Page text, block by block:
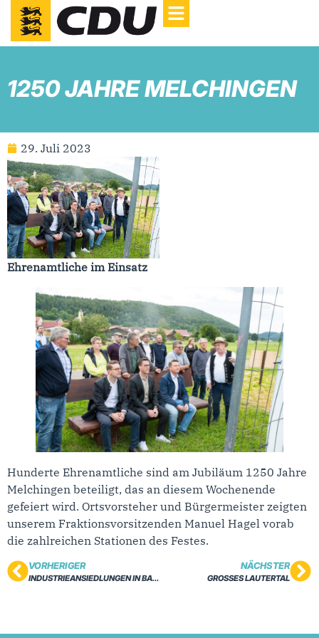
1250 JAHRE MELCHINGEN
29. Juli 2023
Ehrenamtliche im Einsatz
Hunderte Ehrenamtliche sind am Jubiläum 1250 Jahre
Melchingen beteiligt, das an diesem Wochenende
gefeiert wird. Ortsvorsteher und Bürgermeister zeigten
unserem Fraktionsvorsitzenden Manuel Hagel vorab
die zahlreichen Stationen des Festes.
VORHERIGER
INDUSTRIEANSIEDLUNGEN IN BADEN-WÜRTTEMBERG
NÄCHSTER
GROSSES LAUTERTAL